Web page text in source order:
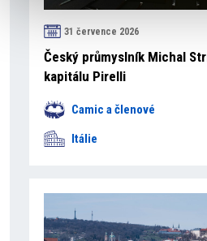
31 července 2026
Český průmyslník Michal
kapitálu Pirelli
Camic a členové
Itálie